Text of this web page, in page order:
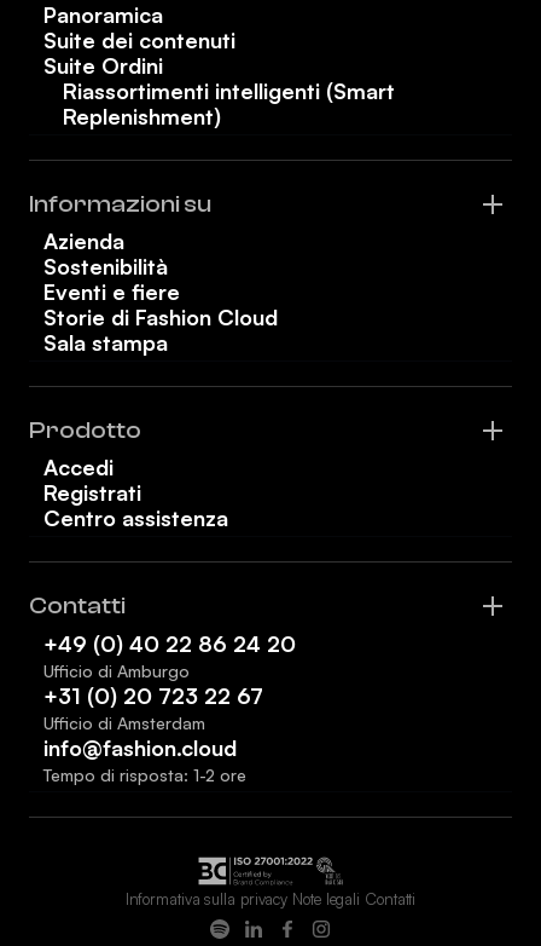
Panoramica
Suite dei contenuti
Suite Ordini
Riassortimenti intelligenti (Smart
Replenishment)
Informazioni su
Azienda
Sostenibilità
Eventi e fiere
Storie di Fashion Cloud
Sala stampa
Prodotto
Accedi
Registrati
Centro assistenza
Contatti
+49 (0) 40 22 86 24 20
Ufficio di Amburgo
+31 (0) 20 723 22 67
Ufficio di Amsterdam
info@fashion.cloud
Tempo di risposta: 1-2 ore
Informativa sulla privacy Note legali Contatti